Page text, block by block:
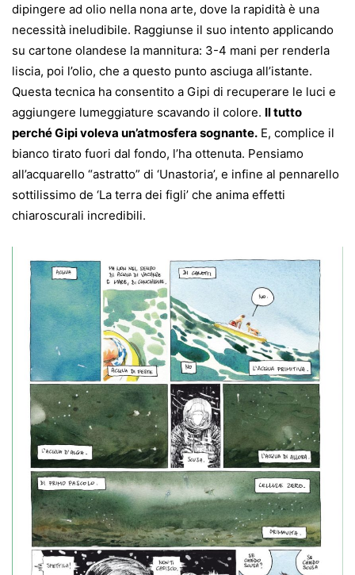
dipingere ad olio nella nona arte, dove la rapidità è una
necessità ineludibile. Raggiunse il suo intento applicando
su cartone olandese la mannitura: 3-4 mani per renderla
liscia, poi l’olio, che a questo punto asciuga all’istante.
Questa tecnica ha consentito a Gipi di recuperare le luci e
aggiungere lumeggiature scavando il colore. Il tutto
perché Gipi voleva un’atmosfera sognante. E, complice il
bianco tirato fuori dal fondo, l’ha ottenuta. Pensiamo
all’acquarello “astratto” di ‘Unastoria’, e infine al pennarello
sottilissimo de ‘La terra dei figli’ che anima effetti
chiaroscurali incredibili.